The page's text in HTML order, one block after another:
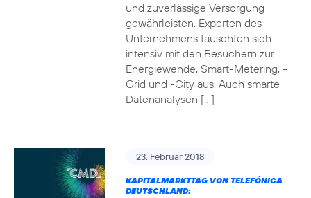
und zuverlässige Versorgung
gewährleisten. Experten des
Unternehmens tauschten sich
intensiv mit den Besuchern zur
Energiewende, Smart-Metering, -
Grid und -City aus. Auch smarte
Datenanalysen […]
23. Februar 2018
KAPITALMARKTTAG VON TELEFÓNICA
DEUTSCHLAND: